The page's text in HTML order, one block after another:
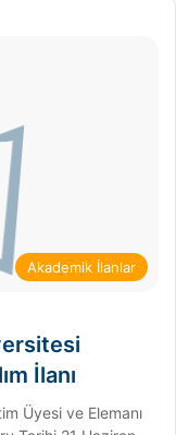
Akademik İlanlar
İlanı
Üyesi ve Elemanı